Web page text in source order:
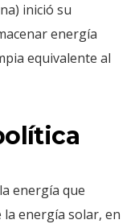
inició su
energía
equivalente al
energía que
energía solar, en